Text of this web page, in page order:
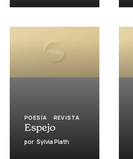
POESÍA REVISTA
Espejo
por Sylvia Plath